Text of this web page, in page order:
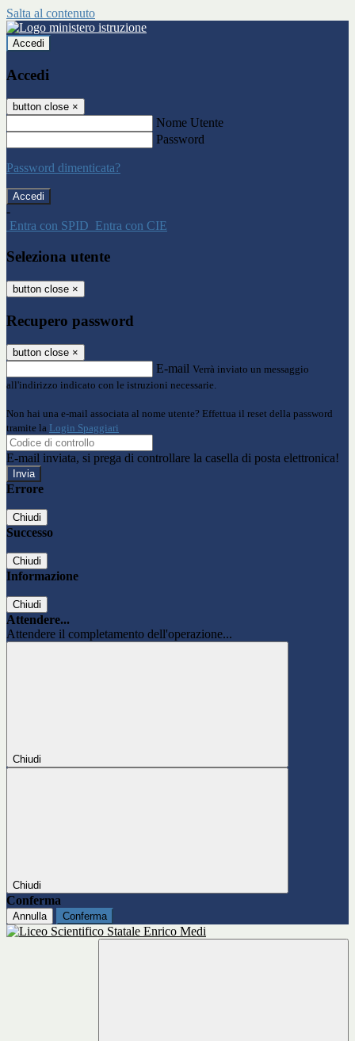
Salta al contenuto
Accedi
Accedi
button close ×
Nome Utente
Password
Password dimenticata?
-
Entra con SPID Entra con CIE
Seleziona utente
button close ×
Recupero password
button close ×
E-mail Verrà inviato un messaggio
all'indirizzo indicato con le istruzioni necessarie.
Non hai una e-mail associata al nome utente? Effettua il reset della password
tramite la Login Spaggiari
E-mail inviata, si prega di controllare la casella di posta elettronica!
Errore
Chiudi
Successo
Chiudi
Informazione
Chiudi
Attendere...
Attendere il completamento dell'operazione...
Chiudi
Chiudi
Conferma
Annulla Conferma